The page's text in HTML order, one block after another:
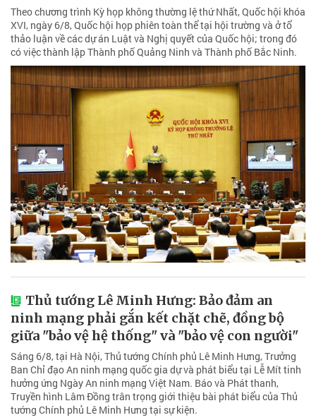
Theo chương trình Kỳ họp không thường lệ thứ Nhất, Quốc hội khóa
XVI, ngày 6/8, Quốc hội họp phiên toàn thể tại hội trường và ở tổ
thảo luận về các dự án Luật và Nghị quyết của Quốc hội; trong đó
có việc thành lập Thành phố Quảng Ninh và Thành phố Bắc Ninh.
Thủ tướng Lê Minh Hưng: Bảo đảm an
ninh mạng phải gắn kết chặt chẽ, đồng bộ
giữa "bảo vệ hệ thống" và "bảo vệ con người"
Sáng 6/8, tại Hà Nội, Thủ tướng Chính phủ Lê Minh Hưng, Trưởng
Ban Chỉ đạo An ninh mạng quốc gia dự và phát biểu tại Lễ Mít tinh
hưởng ứng Ngày An ninh mạng Việt Nam. Báo và Phát thanh,
Truyền hình Lâm Đồng trân trọng giới thiệu bài phát biểu của Thủ
tướng Chính phủ Lê Minh Hưng tại sự kiện.